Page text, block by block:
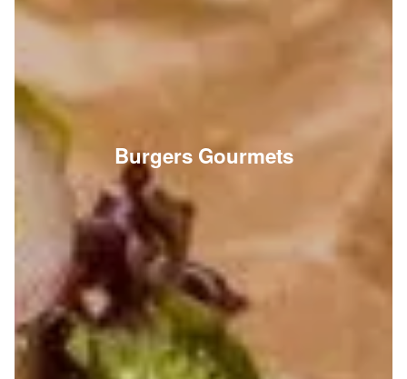
Burgers Gourmets